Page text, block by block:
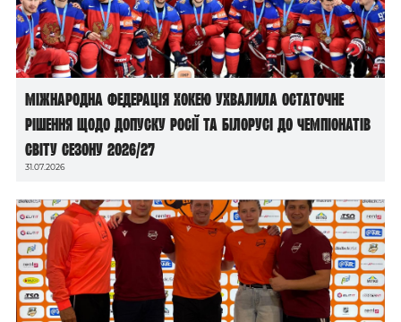
Міжнародна федерація хокею ухвалила остаточне
рішення щодо допуску росії та білорусі до чемпіонатів
світу сезону 2026/27
31.07.2026